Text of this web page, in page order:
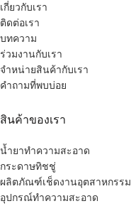
เกี่ยวกับเรา
ติดต่อเรา
บทความ
ร่วมงานกับเรา
จำหน่ายสินค้ากับเรา
คำถามที่พบบ่อย
สินค้าของเรา
น้ำยาทำความสะอาด
กระดาษทิชชู่
ผลิตภัณฑ์เช็ดงานอุตสาหกรรม
อุปกรณ์ทำความสะอาด